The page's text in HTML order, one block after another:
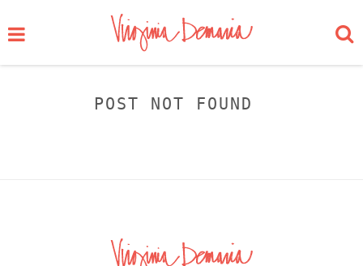
POST NOT FOUND